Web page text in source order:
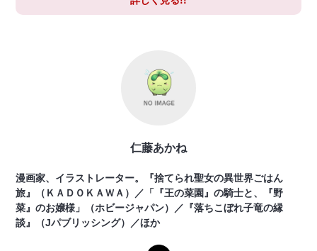
仁藤あかね
漫画家、イラストレーター。『捨てられ聖女の異世界ごはん
旅』（ＫＡＤＯＫＡＷＡ）／「『王の菜園』の騎士と、『野
菜』のお嬢様」（ホビージャパン）／『落ちこぼれ子竜の縁
談』（Jパブリッシング）／ほか